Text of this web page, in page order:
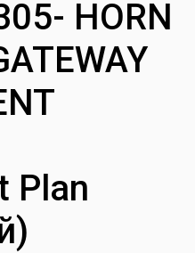
HORN
Plan